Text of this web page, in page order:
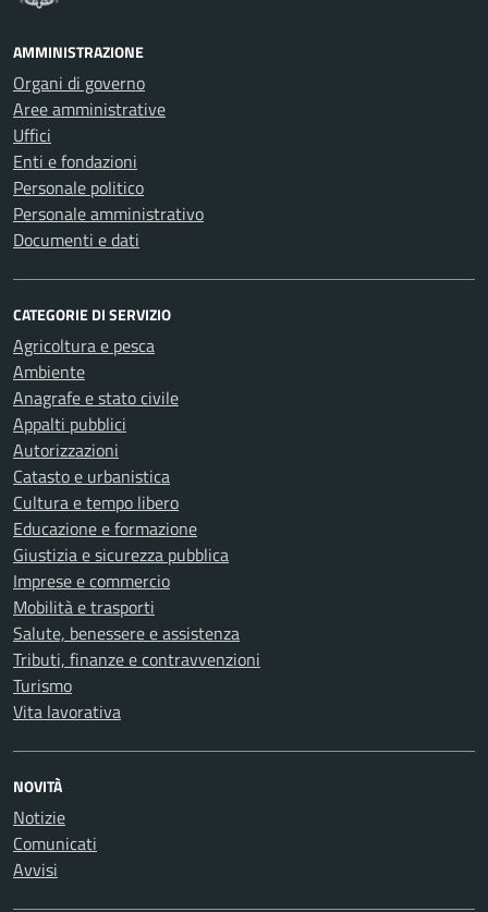
AMMINISTRAZIONE
Organi di governo
Aree amministrative
Uffici
Enti e fondazioni
Personale politico
Personale amministrativo
Documenti e dati
CATEGORIE DI SERVIZIO
Agricoltura e pesca
Ambiente
Anagrafe e stato civile
Appalti pubblici
Autorizzazioni
Catasto e urbanistica
Cultura e tempo libero
Educazione e formazione
Giustizia e sicurezza pubblica
Imprese e commercio
Mobilità e trasporti
Salute, benessere e assistenza
Tributi, finanze e contravvenzioni
Turismo
Vita lavorativa
NOVITÀ
Notizie
Comunicati
Avvisi